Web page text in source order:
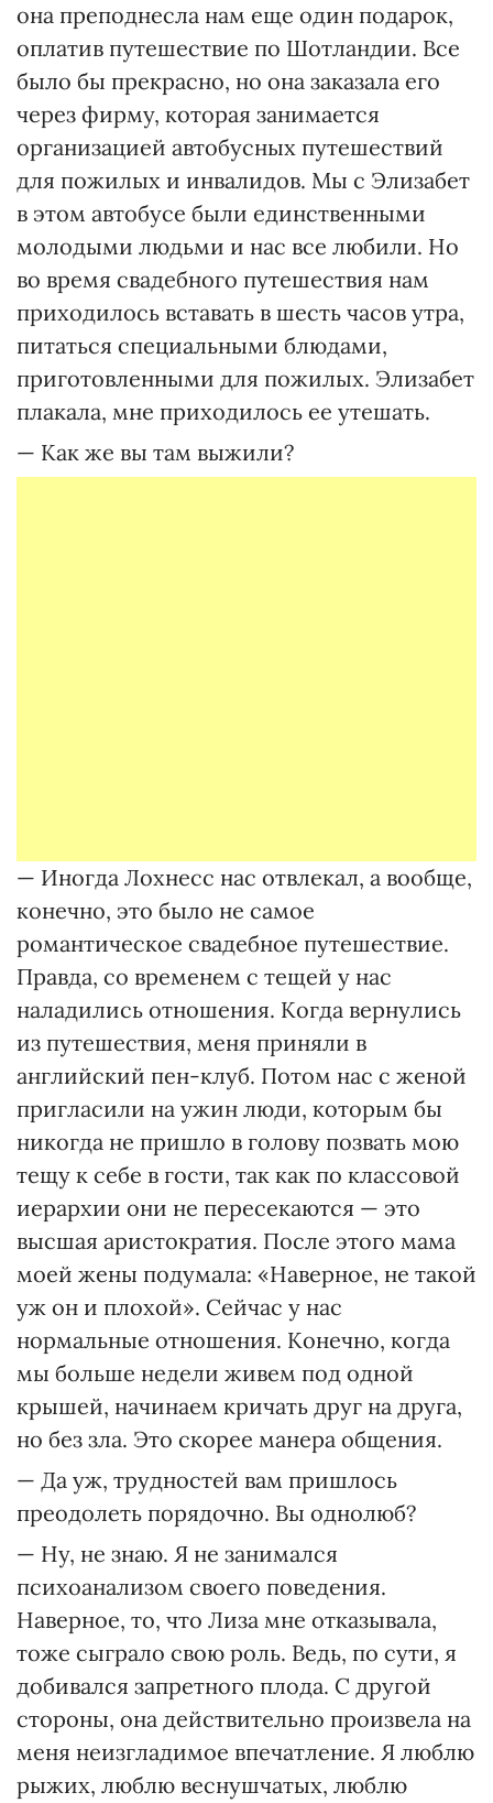
она преподнесла нам еще один подарок,
оплатив путешествие по Шотландии. Все
было бы прекрасно, но она заказала его
через фирму, которая занимается
организацией автобусных путешествий
для пожилых и инвалидов. Мы с Элизабет
в этом автобусе были единственными
молодыми людьми и нас все любили. Но
во время свадебного путешествия нам
приходилось вставать в шесть часов утра,
питаться специальными блюдами,
приготовленными для пожилых. Элизабет
плакала, мне приходилось ее утешать.
— Как же вы там выжили?
— Иногда Лохнесс нас отвлекал, а вообще,
конечно, это было не самое
романтическое свадебное путешествие.
Правда, со временем с тещей у нас
наладились отношения. Когда вернулись
из путешествия, меня приняли в
английский пен-клуб. Потом нас с женой
пригласили на ужин люди, которым бы
никогда не пришло в голову позвать мою
тещу к себе в гости, так как по классовой
иерархии они не пересекаются — это
высшая аристократия. После этого мама
моей жены подумала: «Наверное, не такой
уж он и плохой». Сейчас у нас
нормальные отношения. Конечно, когда
мы больше недели живем под одной
крышей, начинаем кричать друг на друга,
но без зла. Это скорее манера общения.
— Да уж, трудностей вам пришлось
преодолеть порядочно. Вы однолюб?
— Ну, не знаю. Я не занимался
психоанализом своего поведения.
Наверное, то, что Лиза мне отказывала,
тоже сыграло свою роль. Ведь, по сути, я
добивался запретного плода. С другой
стороны, она действительно произвела на
меня неизгладимое впечатление. Я люблю
рыжих, люблю веснушчатых, люблю